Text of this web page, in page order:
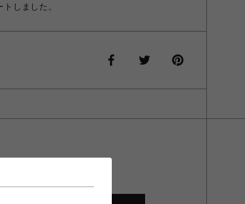
しました。